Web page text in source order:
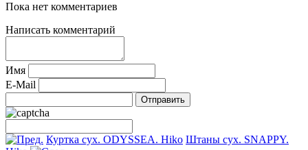
Пока нет комментариев
Написать комментарий
Имя
E-Mail
Куртка сух. ODYSSEA. Hiko Штаны сух. SNAPPY.